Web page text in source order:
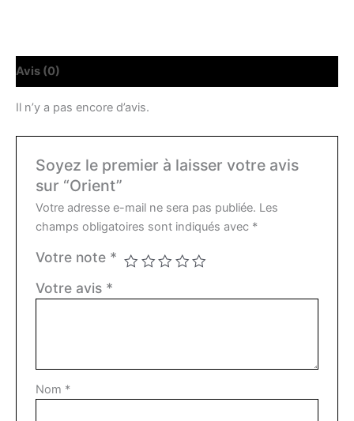
Avis (0)
Il n’y a pas encore d’avis.
Soyez le premier à laisser votre avis
sur “Orient”
Votre adresse e-mail ne sera pas publiée. Les
champs obligatoires sont indiqués avec *
Votre note *
Votre avis *
Nom *